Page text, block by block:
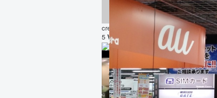
crear un blog con k2 joomla 2
5 Views :